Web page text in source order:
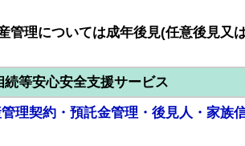
管理については成年後見(任意後見又
続等安心安全支援サービス
理契約・預託金管理・後見人・家族